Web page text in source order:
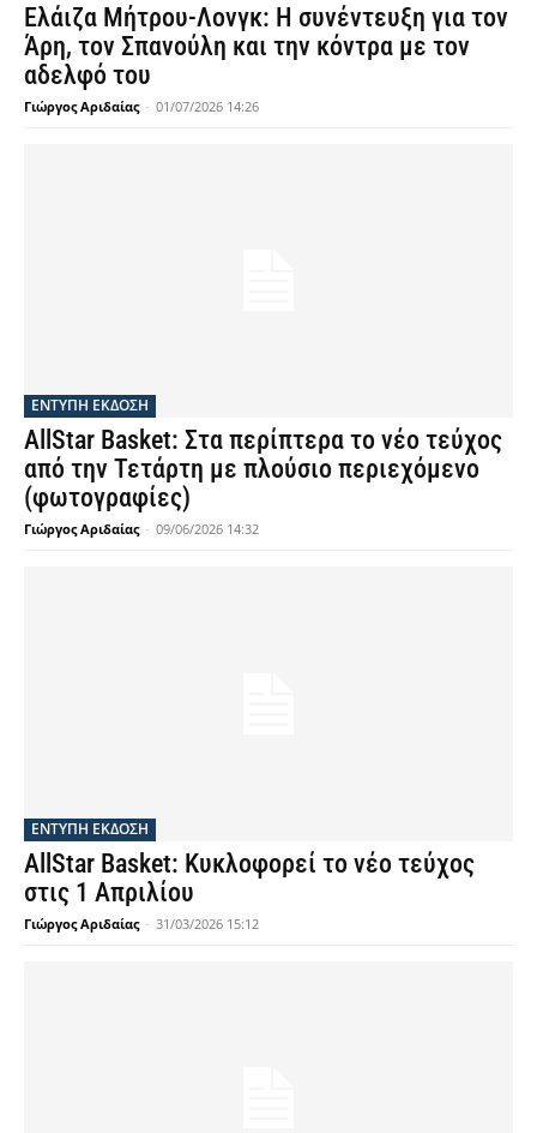
Ελάιζα Μήτρου-Λονγκ: Η συνέντευξη για τον
Άρη, τον Σπανούλη και την κόντρα με τον
αδελφό του
Γιώργος Αριδαίας - 01/07/2026 14:26
ΕΝΤΥΠΗ ΕΚΔΟΣΗ
AllStar Basket: Στα περίπτερα το νέο τεύχος
από την Τετάρτη με πλούσιο περιεχόμενο
(φωτογραφίες)
Γιώργος Αριδαίας - 09/06/2026 14:32
ΕΝΤΥΠΗ ΕΚΔΟΣΗ
AllStar Basket: Κυκλοφορεί το νέο τεύχος
στις 1 Απριλίου
Γιώργος Αριδαίας - 31/03/2026 15:12